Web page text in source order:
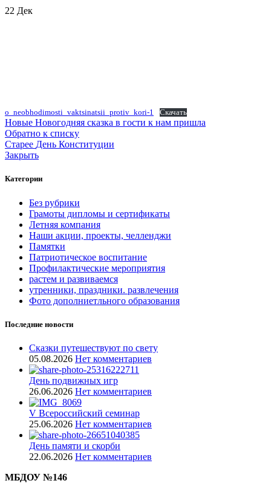
22 Дек
o_neobhodimosti_vaktsinatsii_protiv_kori-1 Скачать
Новые Новогодняя сказка в гости к нам пришла
Обратно к списку
Старее День Конституции
Закрыть
Категории
Без рубрики
Грамоты дипломы и сертификаты
Летняя компания
Наши акции, проекты, челленджи
Памятки
Патриотическое воспитание
Профилактические мероприятия
растем и развиваемся
утренники, праздники. развлечения
Фото дополниетльного образования
Последние новости
Сказки путешествуют по свету
05.08.2026 Нет комментариев
День подвижных игр
26.06.2026 Нет комментариев
V Всероссийский семинар
25.06.2026 Нет комментариев
День памяти и скорби
22.06.2026 Нет комментариев
МБДОУ №146